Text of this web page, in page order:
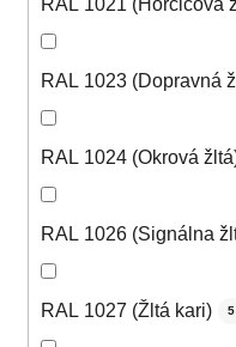
RAL 1021 (Horčicová
RAL 1023 (Dopravná
RAL 1024 (Okrová
RAL 1026 (Signálna
RAL 1027 (Žltá kari) 5